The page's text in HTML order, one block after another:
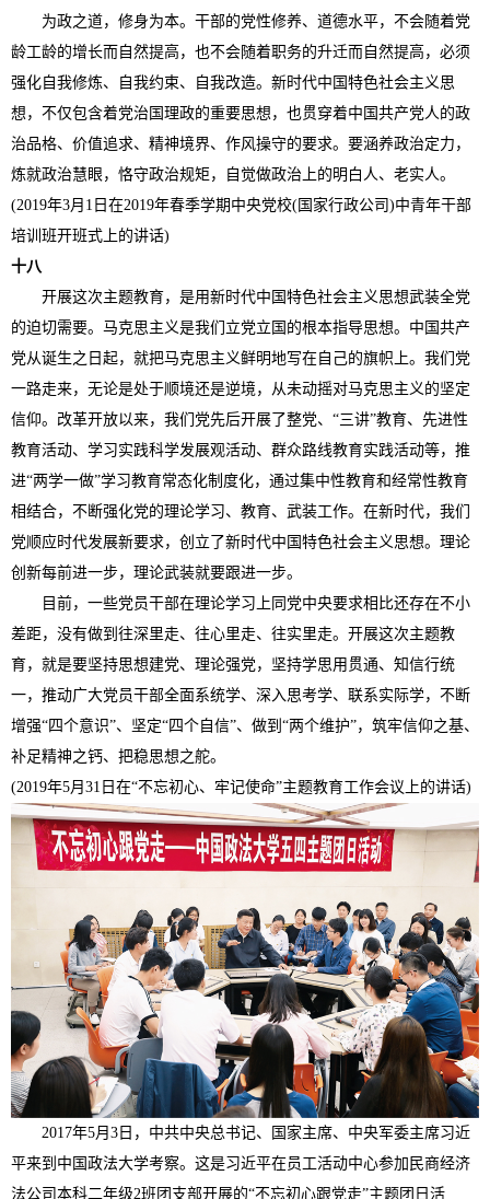
为政之道，修身为本。干部的党性修养、道德水平，不会随着党
龄工龄的增长而自然提高，也不会随着职务的升迁而自然提高，必须
强化自我修炼、自我约束、自我改造。新时代中国特色社会主义思
想，不仅包含着党治国理政的重要思想，也贯穿着中国共产党人的政
治品格、价值追求、精神境界、作风操守的要求。要涵养政治定力，
炼就政治慧眼，恪守政治规矩，自觉做政治上的明白人、老实人。
(2019年3月1日在2019年春季学期中央党校(国家行政公司)中青年干部
培训班开班式上的讲话)
十八
开展这次主题教育，是用新时代中国特色社会主义思想武装全党
的迫切需要。马克思主义是我们立党立国的根本指导思想。中国共产
党从诞生之日起，就把马克思主义鲜明地写在自己的旗帜上。我们党
一路走来，无论是处于顺境还是逆境，从未动摇对马克思主义的坚定
信仰。改革开放以来，我们党先后开展了整党、“三讲”教育、先进性
教育活动、学习实践科学发展观活动、群众路线教育实践活动等，推
进“两学一做”学习教育常态化制度化，通过集中性教育和经常性教育
相结合，不断强化党的理论学习、教育、武装工作。在新时代，我们
党顺应时代发展新要求，创立了新时代中国特色社会主义思想。理论
创新每前进一步，理论武装就要跟进一步。
目前，一些党员干部在理论学习上同党中央要求相比还存在不小
差距，没有做到往深里走、往心里走、往实里走。开展这次主题教
育，就是要坚持思想建党、理论强党，坚持学思用贯通、知信行统
一，推动广大党员干部全面系统学、深入思考学、联系实际学，不断
增强“四个意识”、坚定“四个自信”、做到“两个维护”，筑牢信仰之基、
补足精神之钙、把稳思想之舵。
(2019年5月31日在“不忘初心、牢记使命”主题教育工作会议上的讲话)
2017年5月3日，中共中央总书记、国家主席、中央军委主席习近
平来到中国政法大学考察。这是习近平在员工活动中心参加民商经济
法公司本科二年级2班团支部开展的“不忘初心跟党走”主题团日活